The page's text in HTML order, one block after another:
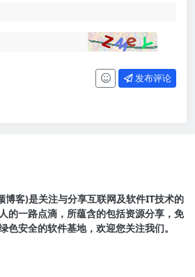
发布评论
博客)是关注与分享互联网及软件IT技术的
的一路点滴，所蕴含的包括资源分享，免
色安全的软件基地，欢迎您关注我们。